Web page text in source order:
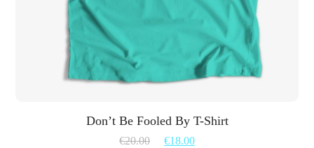
Don’t Be Fooled By T-Shirt
€20.00 €18.00